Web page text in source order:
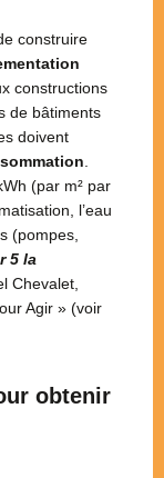
construire
constructions
de bâtiments
doivent
.
(par m² par
l’eau
(pompes,
5 la
Chevalet,
Agir » (voir
obtenir